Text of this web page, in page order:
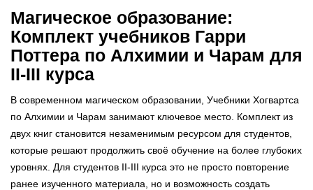
Магическое образование:
Комплект учебников Гарри
Поттера по Алхимии и Чарам для
II-III курса
В современном магическом образовании, Учебники Хогвартса
по Алхимии и Чарам занимают ключевое место. Комплект из
двух книг становится незаменимым ресурсом для студентов,
которые решают продолжить своё обучение на более глубоких
уровнях. Для студентов II-III курса это не просто повторение
ранее изученного материала, но и возможность создать